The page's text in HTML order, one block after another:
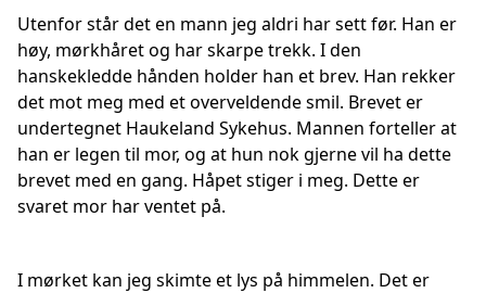
Utenfor står det en mann jeg aldri har sett før. Han er
høy, mørkhåret og har skarpe trekk. I den
hanskekledde hånden holder han et brev. Han rekker
det mot meg med et overveldende smil. Brevet er
undertegnet Haukeland Sykehus. Mannen forteller at
han er legen til mor, og at hun nok gjerne vil ha dette
brevet med en gang. Håpet stiger i meg. Dette er
svaret mor har ventet på.
I mørket kan jeg skimte et lys på himmelen. Det er